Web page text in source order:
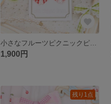
1,900円
残り1点